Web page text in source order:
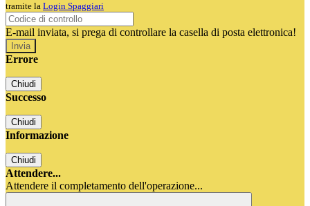
tramite la Login Spaggiari
E-mail inviata, si prega di controllare la casella di posta elettronica!
Errore
Chiudi
Successo
Chiudi
Informazione
Chiudi
Attendere...
Attendere il completamento dell'operazione...